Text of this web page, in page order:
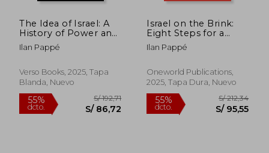
The Idea of Israel: A
History of Power and
Knowledge (en
Inglés)
Ilan Pappé
Verso Books, 2025, Tapa
Blanda, Nuevo
Israel on the Brink:
Eight Steps for a
Better Future (en
Inglés)
Ilan Pappé
Oneworld Publications,
2025, Tapa Dura, Nuevo